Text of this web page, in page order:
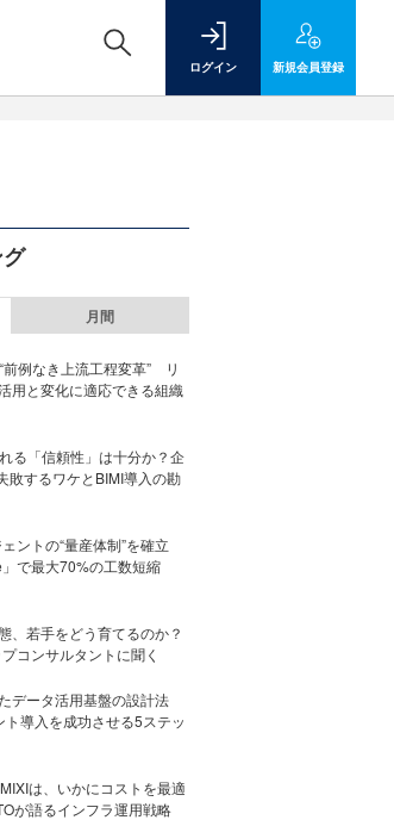
ログイン 新規会員登録
月間
前例なき上流工程変革” リ
用と変化に適応できる組織
る「信頼性」は十分か？企
敗するワケとBIMI導入の勘
ントの“量産体制”を確立
で最大70%の工数短縮
、若手をどう育てるのか？
コンサルタントに聞く
データ活用基盤の設計法
導入を成功させる5ステッ
は、いかにコストを最適
が語るインフラ運用戦略